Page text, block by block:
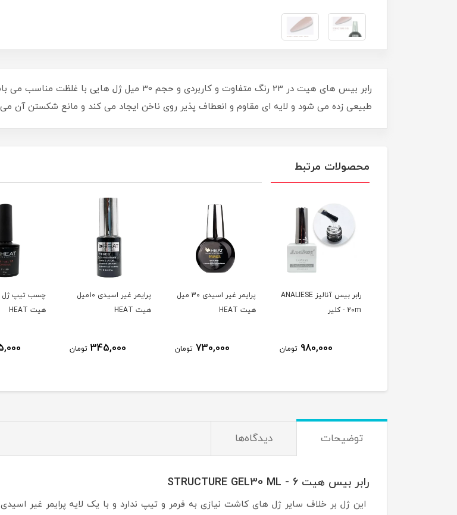
رابر بیس های هیت در 23 رنگ متفاوت و کاربردی و حجم
طبیعی زده می شود و لایه ای مقاوم و انعطاف پذیر روی ناخن ایجاد می کند و مانع شکستن آن
محصولات مرتبط
رابر بیس آنالیز ANALIESE
20m - کلیر
980,000 تومان
پرایمر غیر اسیدی 30 میل
هیت HEAT
730,000 تومان
پرایمر غیر اسیدی 10میل
هیت HEAT
345,000 تومان
چسب تیپ ژل
هیت HEAT
توضیحات دیدگاه‌ها
رابر بیس هیت STRUCTURE GEL30 ML - 6
این ژل بر خلاف سایر ژل های کاشت نیازی به فرمر و تیپ ندارد و با یک لایه پرایمر